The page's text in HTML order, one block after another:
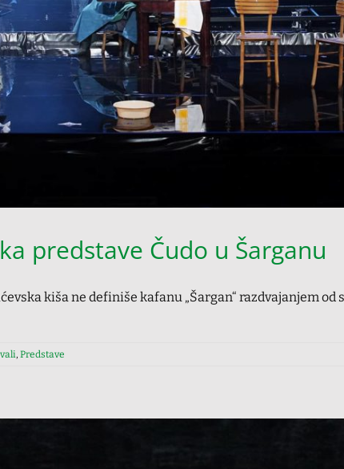
predstave Čudo u Šarganu
kiša ne definiše kafanu „Šargan“ razdvajanjem od
, Predstave